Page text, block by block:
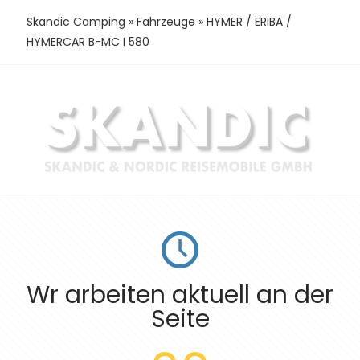
Skandic Camping » Fahrzeuge » HYMER / ERIBA /
HYMERCAR B-MC I 580
Wr arbeiten aktuell an der
Seite